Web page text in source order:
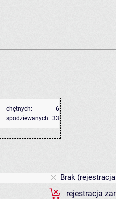
chętnych:
6
spodziewanych: 33
Brak (rejestracja
rejestracja